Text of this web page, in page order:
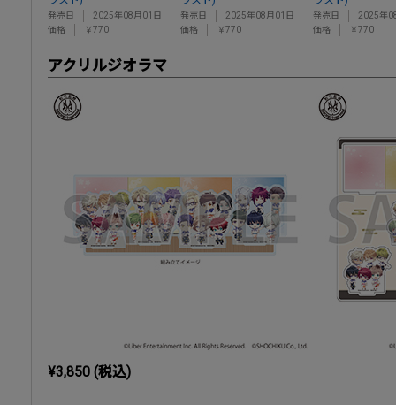
発売日
2025年08月01日
価格
￥770
発売日
2025年08月01日
価格
￥770
発売日
2025年
価格
￥770
アクリルジオラマ
¥3,850 (税込)